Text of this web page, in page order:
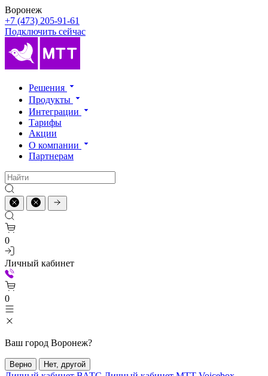
Воронеж
+7 (473) 205-91-61
Подключить сейчас
Решения
Продукты
Интеграции
Тарифы
Акции
О компании
Партнерам
0
Личный кабинет
0
Ваш город Воронеж?
Верно Нет, другой